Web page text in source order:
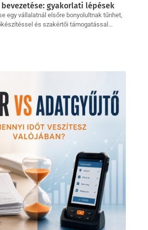
bevezetése: gyakorlati lépések
egy vállalatnál elsőre bonyolultnak tűnhet,
és szakértői támogatással...